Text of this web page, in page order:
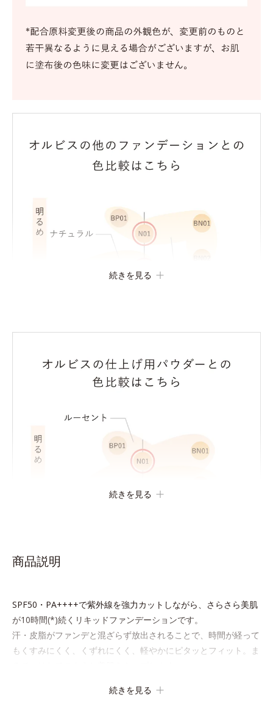
続きを見る
続きを見る
商品説明
SPF50・PA++++で紫外線を強力カットしながら、さらさら美肌
が10時間(*)続くリキッドファンデーションです。
汗・皮脂がファンデと混ざらず放出されることで、時間が経って
もくすみにくく、くずれにくく、軽やかにピタッとフィット。ま
散することを実現。毛穴やシミの目立ちにくい“ほのツヤ美肌”に
続きを見る